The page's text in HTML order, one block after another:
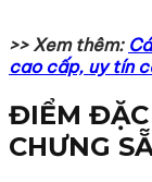
>> Xem thêm:
cao cấp, uy tín
ĐIỂM ĐẶC
CHƯNG